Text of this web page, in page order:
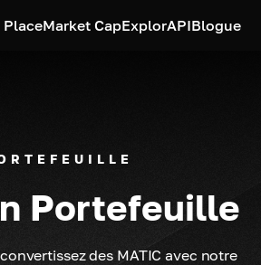
PlaceMarket CapExplorAPIBlogue
Portefeuille
des MATIC avec notre